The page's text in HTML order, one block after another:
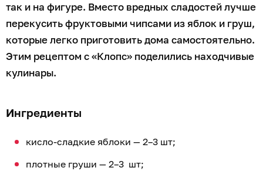
так и на фигуре. Вместо вредных сладостей лучше
перекусить фруктовыми чипсами из яблок и груш,
которые легко приготовить дома самостоятельно.
Этим рецептом с «Клопс» поделились находчивые
кулинары.
Ингредиенты
кисло-сладкие яблоки — 2–3 шт;
плотные груши — 2–3 шт;